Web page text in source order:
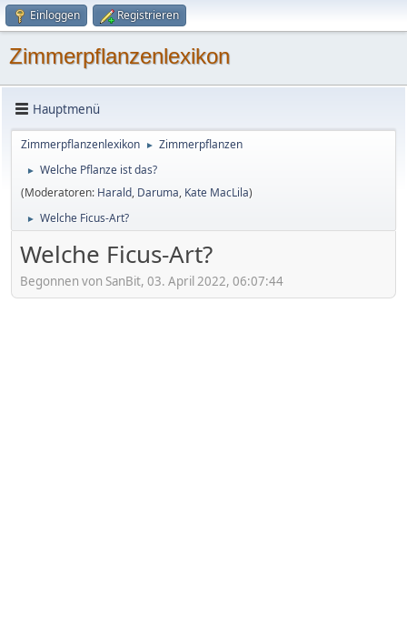
Einloggen Registrieren
Zimmerpflanzenlexikon
Hauptmenü
Zimmerpflanzenlexikon ► Zimmerpflanzen
►
Welche Pflanze ist das?
(Moderatoren: Harald, Daruma, Kate MacLila)
► Welche Ficus-Art?
Welche Ficus-Art?
Begonnen von SanBit, 03. April 2022, 06:07:44